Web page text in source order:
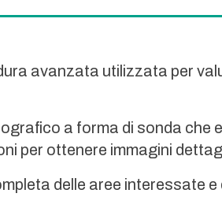
avanzata utilizzata per
a forma di sonda che
per ottenere immagini
delle aree interessate